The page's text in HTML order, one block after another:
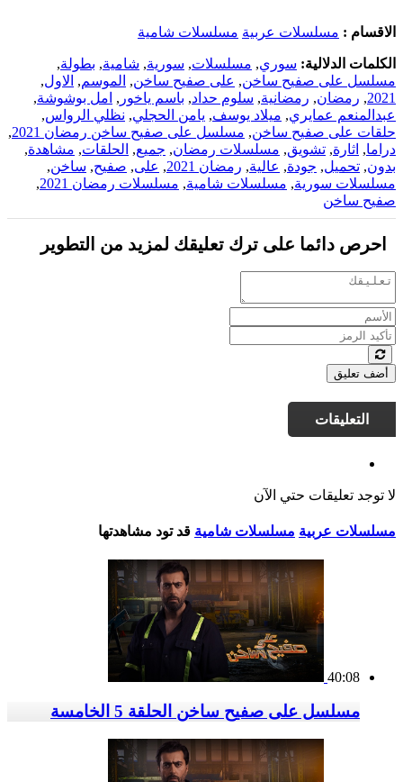
الاقسام : مسلسلات عربية مسلسلات شامية
الكلمات الدلالية: سوري, مسلسلات, سورية, شامية, بطولة,
مسلسل على صفيح ساخن, على صفيح ساخن, الموسم, الاول,
2021
, رمضان, رمضانية, سلوم حداد, باسم ياخور , امل بوشوشة,
عبدالمنعم عمايري, ميلاد يوسف, يامن الحجلي, نظلي الرواس,
حلقات على صفيح ساخن, مسلسل على صفيح ساخن رمضان 2021
,
دراما, اثارة, تشويق, مسلسلات رمضان, جميع, الحلقات, مشاهدة,
بدون, تحميل, جودة, عالية, رمضان 2021 , على, صفيح, ساخن,
مسلسلات سورية, مسلسلات شامية, مسلسلات رمضان 2021
,
صفيح ساخن
احرص دائما على ترك تعليقك لمزيد من التطوير
أضف تعليق
التعليقات
لا توجد تعليقات حتي الآن
مسلسلات عربية مسلسلات شامية قد تود مشاهدتها
40:08
مسلسل على صفيح ساخن الحلقة 5 الخامسة